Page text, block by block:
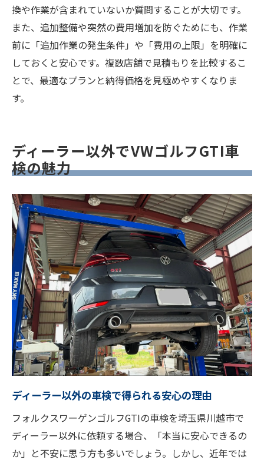
換や作業が含まれていないか質問することが大切です。
また、追加整備や突然の費用増加を防ぐためにも、作業
前に「追加作業の発生条件」や「費用の上限」を明確に
しておくと安心です。複数店舗で見積もりを比較するこ
とで、最適なプランと納得価格を見極めやすくなりま
す。
ディーラー以外でVWゴルフGTI車
検の魅力
ディーラー以外の車検で得られる安心の理由
フォルクスワーゲンゴルフGTIの車検を埼玉県川越市で
ディーラー以外に依頼する場合、「本当に安心できるの
か」と不安に思う方も多いでしょう。しかし、近年では